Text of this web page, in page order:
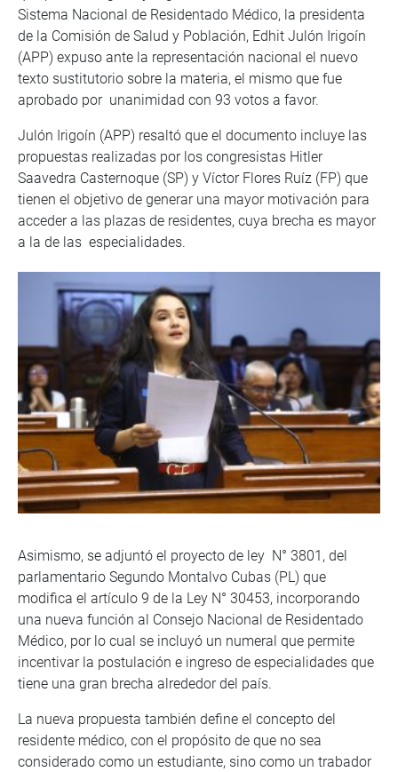
Sistema Nacional de Residentado Médico, la presidenta
de la Comisión de Salud y Población, Edhit Julón Irigoín
(APP) expuso ante la representación nacional el nuevo
texto sustitutorio sobre la materia, el mismo que fue
aprobado por unanimidad con 93 votos a favor.
Julón Irigoín (APP) resaltó que el documento incluye las
propuestas realizadas por los congresistas Hitler
Saavedra Casternoque (SP) y Víctor Flores Ruíz (FP) que
tienen el objetivo de generar una mayor motivación para
acceder a las plazas de residentes, cuya brecha es mayor
a la de las especialidades.
Asimismo, se adjuntó el proyecto de ley N° 3801, del
parlamentario Segundo Montalvo Cubas (PL) que
modifica el artículo 9 de la Ley N° 30453, incorporando
una nueva función al Consejo Nacional de Residentado
Médico, por lo cual se incluyó un numeral que permite
incentivar la postulación e ingreso de especialidades que
tiene una gran brecha alrededor del país.
La nueva propuesta también define el concepto del
residente médico, con el propósito de que no sea
considerado como un estudiante, sino como un trabador